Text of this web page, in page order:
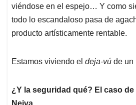
viéndose en el espejo… Y como
todo lo escandaloso pasa de
producto artísticamente rentable.
Estamos viviendo el deja-vú de un
¿Y la seguridad qué? El caso